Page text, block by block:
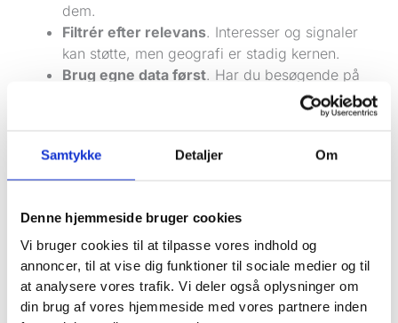
Samtykke Detaljer Om
Denne hjemmeside bruger cookies
Vi bruger cookies til at tilpasse vores indhold og
annoncer, til at vise dig funktioner til sociale medier og til
at analysere vores trafik. Vi deler også oplysninger om
din brug af vores hjemmeside med vores partnere inden
dem.
Filtrér efter relevans. Interesser og signaler
kan støtte, men geografi er stadig kernen.
Brug egne data først. Har du besøgende på
hjemmesiden eller en kundeliste, er det et
stærkere udgangspunkt end kold bred
Udvid derefter intelligent
. Når du har nok
signaler, giver lookalikes mening.
Ifølge BrandSome om annonceringskursus
Lookalike Audiences på 1-2% lighed give en 40%
højere konverteringsrate end bred målretning, og
danske cases viser, atlokale klinikker oplever en
25% stigning i bookingerved at bruge metoden.